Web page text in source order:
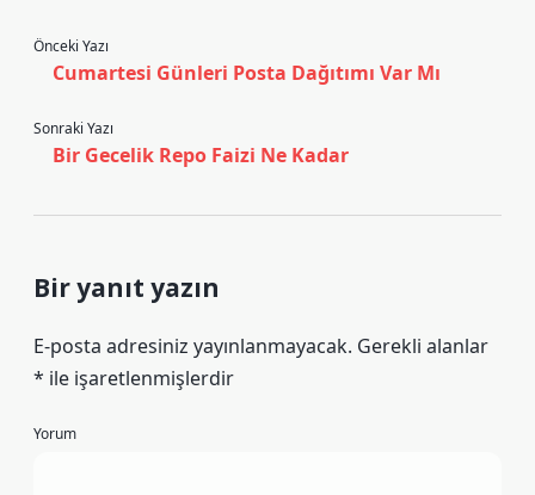
Önceki Yazı
Cumartesi Günleri Posta Dağıtımı Var Mı
Sonraki Yazı
Bir Gecelik Repo Faizi Ne Kadar
Bir yanıt yazın
E-posta adresiniz yayınlanmayacak. Gerekli alanlar
* ile işaretlenmişlerdir
Yorum